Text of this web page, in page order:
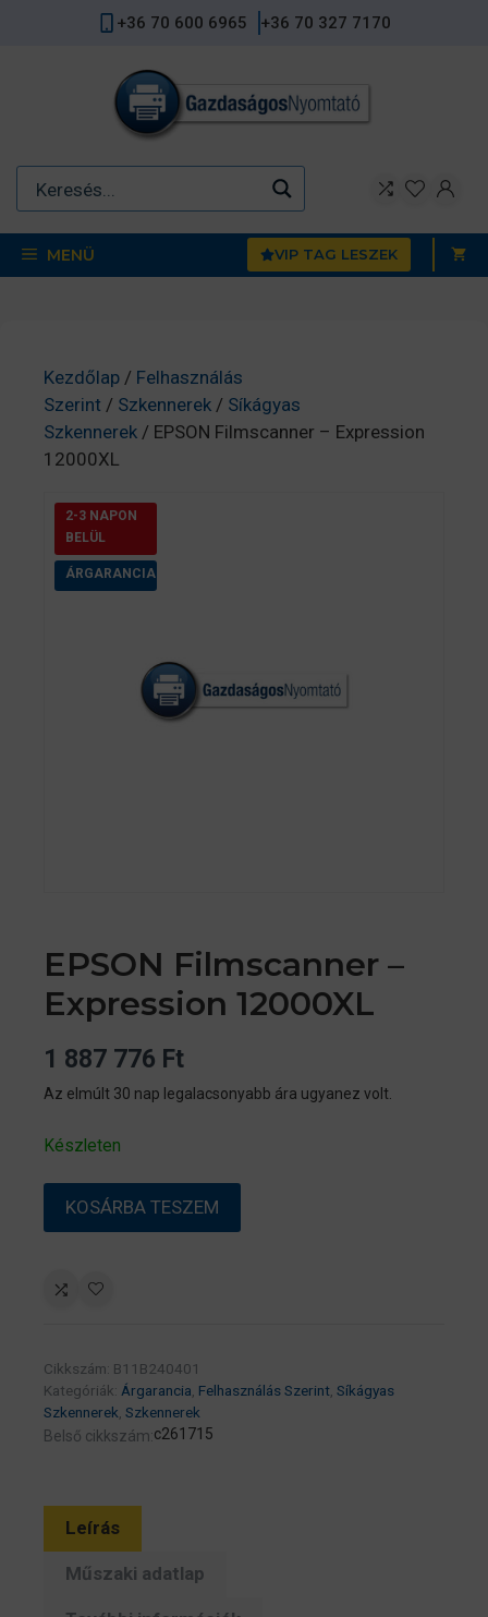
+36 70 600 6965 +36 70 327 7170
MENÜ VIP TAG LESZEK
Kezdőlap / Felhasználás
Szerint / Szkennerek / Síkágyas
Szkennerek / EPSON Filmscanner – Expression
12000XL
2-3 NAPON
BELÜL
ÁRGARANCIA
EPSON Filmscanner –
Expression 12000XL
1 887 776 Ft
Az elmúlt 30 nap legalacsonyabb ára ugyanez volt.
Készleten
EPSON
Expression
KOSÁRBA TESZEM
Cikkszám: B11B240401
Kategóriák: Árgarancia Felhasználás Szerint Síkágyas
Szkennerek Szkennerek
Belső cikkszám:c261715
Leírás
Műszaki adatlap